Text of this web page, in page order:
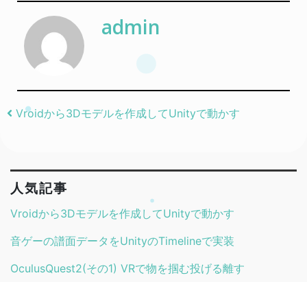
admin
Post navigation
Vroidから3Dモデルを作成してUnityで動かす
人気記事
Vroidから3Dモデルを作成してUnityで動かす
音ゲーの譜面データをUnityのTimelineで実装
OculusQuest2(その1) VRで物を掴む投げる離す